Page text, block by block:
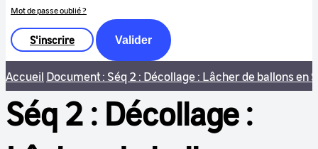
Mot de passe oublié ?
S'inscrire Valider
Accueil Document : Séq 2 : Décollage : Lâcher de ballons en
Séq 2 : Décollage :